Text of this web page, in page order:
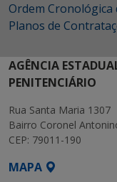
Ordem Cronológica
Planos de
AGÊNCIA
PENITENCIÁRIO
Rua Santa Maria 1307
Bairro Coronel
CEP: 79011-190
MAPA